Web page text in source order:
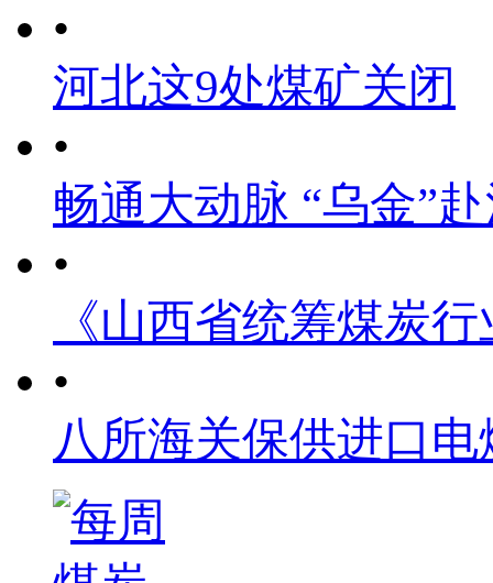
•
河北这9处煤矿关闭
•
畅通大动脉 “乌金”
•
《山西省统筹煤炭
•
八所海关保供进口